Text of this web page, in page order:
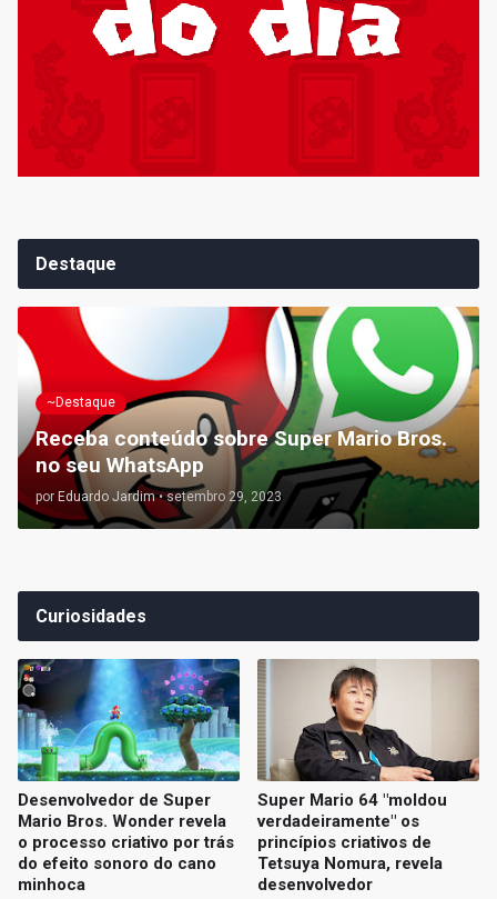
Destaque
~Destaque
Receba conteúdo sobre Super Mario Bros.
no seu WhatsApp
por Eduardo Jardim • setembro 29, 2023
Curiosidades
Desenvolvedor de Super
Mario Bros. Wonder revela
o processo criativo por trás
do efeito sonoro do cano
minhoca
Super Mario 64 "moldou
verdadeiramente" os
princípios criativos de
Tetsuya Nomura, revela
desenvolvedor